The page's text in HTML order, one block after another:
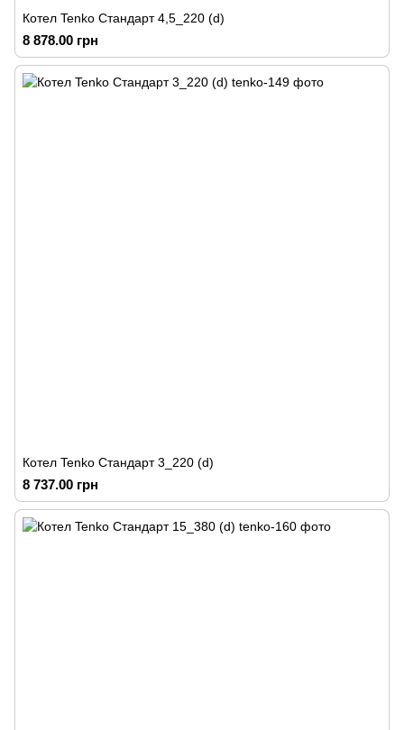
Котел Tenko Стандарт 4,5_220 (d)
8 878.00 грн
Котел Tenko Стандарт 3_220 (d)
8 737.00 грн